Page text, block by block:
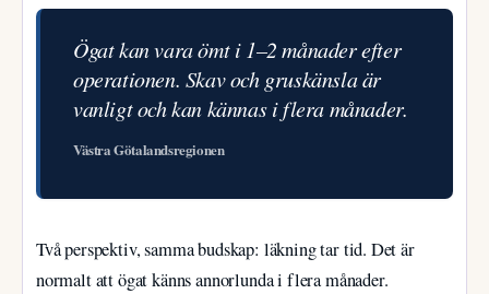
Ögat kan vara ömt i 1–2 månader efter
operationen. Skav och gruskänsla är
vanligt och kan kännas i flera månader.
Västra Götalandsregionen
Två perspektiv, samma budskap: läkning tar tid. Det är
normalt att ögat känns annorlunda i flera månader.